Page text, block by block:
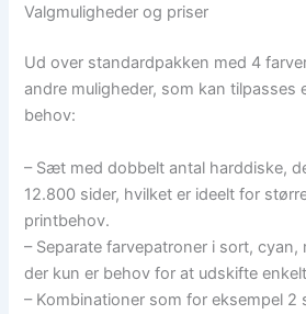
Valgmuligheder og priser
Ud over standardpakken med 4
andre muligheder, som kan tilpasses
behov:
– Sæt med dobbelt antal harddiske,
12.800 sider, hvilket er ideelt for
printbehov.
– Separate farvepatroner i sort,
der kun er behov for at udskifte
– Kombinationer som for eksempel 2